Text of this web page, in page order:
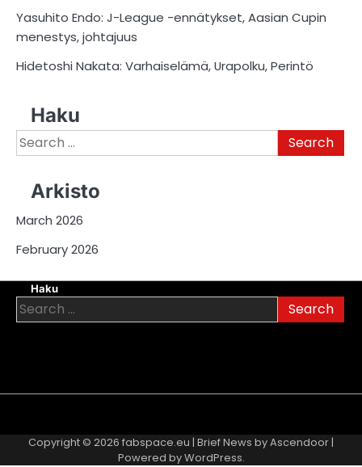
Yasuhito Endo: J-League -ennätykset, Aasian Cupin
menestys, johtajuus
Hidetoshi Nakata: Varhaiselämä, Urapolku, Perintö
Haku
Search
for:
Arkisto
March 2026
February 2026
Haku
Search
for:
Us
Us
Policy
Policy
and
Conditions
Copyright © 2026 fabspace.eu | Brief News byAscendoor|
Powered byWordPress.